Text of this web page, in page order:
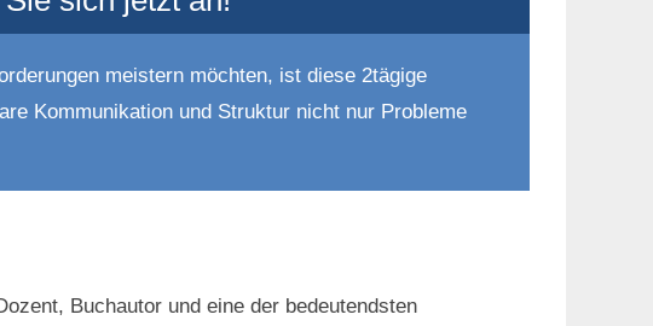
sich jetzt an!
meistern möchten, ist diese 2tägige
Kommunikation und Struktur nicht nur Probleme